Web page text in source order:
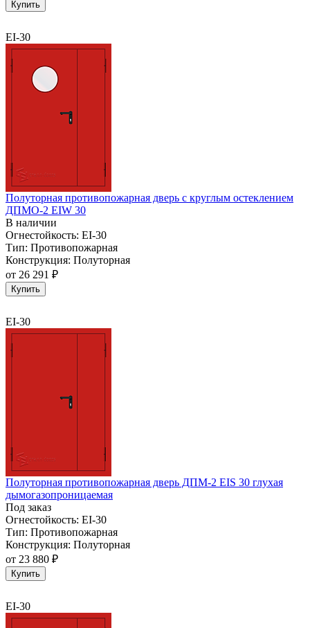
Купить
EI-30
Полуторная противопожарная дверь с круглым остеклением
ДПМО-2 EIW 30
В наличии
Огнестойкость: EI-30
Тип: Противопожарная
Конструкция: Полуторная
от 26 291 ₽
Купить
EI-30
Полуторная противопожарная дверь ДПМ-2 EIS 30 глухая
дымогазопроницаемая
Под заказ
Огнестойкость: EI-30
Тип: Противопожарная
Конструкция: Полуторная
от 23 880 ₽
Купить
EI-30